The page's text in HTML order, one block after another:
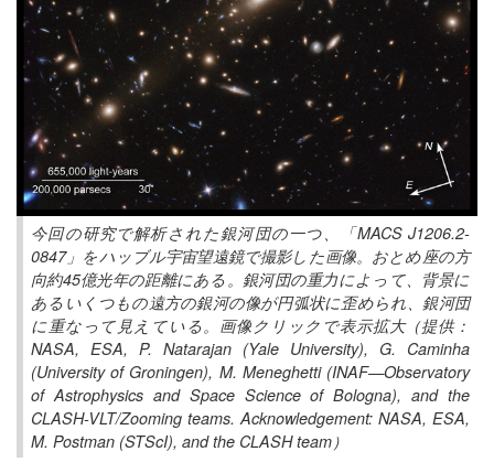
今回の研究で解析された銀河団の一つ、「MACS J1206.2-
0847」をハッブル宇宙望遠鏡で撮影した画像。おとめ座の方
向約45億光年の距離にある。銀河団の重力によって、背景に
あるいくつもの遠方の銀河の像が円弧状に歪められ、銀河団
に重なって見えている。画像クリックで表示拡大（提供：
NASA, ESA, P. Natarajan (Yale University), G. Caminha
(University of Groningen), M. Meneghetti (INAF—Observatory
of Astrophysics and Space Science of Bologna), and the
CLASH-VLT/Zooming teams. Acknowledgement: NASA, ESA,
M. Postman (STScI), and the CLASH team）